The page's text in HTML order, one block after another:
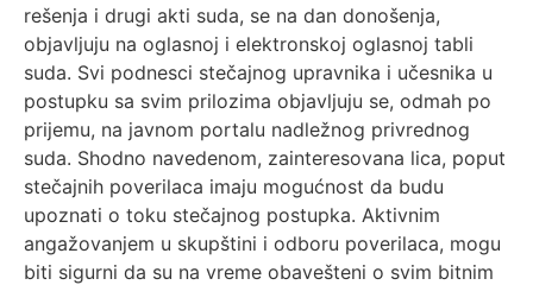
rešenja i drugi akti suda, se na dan donošenja,
objavljuju na oglasnoj i elektronskoj oglasnoj tabli
suda. Svi podnesci stečajnog upravnika i učesnika u
postupku sa svim prilozima objavljuju se, odmah po
prijemu, na javnom portalu nadležnog privrednog
suda. Shodno navedenom, zainteresovana lica, poput
stečajnih poverilaca imaju mogućnost da budu
upoznati o toku stečajnog postupka. Aktivnim
angažovanjem u skupštini i odboru poverilaca, mogu
biti sigurni da su na vreme obavešteni o svim bitnim